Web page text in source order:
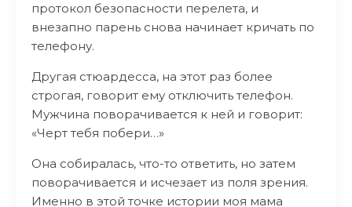
протокол безопасности перелета, и
внезапно парень снова начинает кричать по
телефону.
Другая стюардесса, на этот раз более
строгая, говорит ему отключить телефон.
Мужчина поворачивается к ней и говорит:
«Черт тебя побери…»
Она собиралась, что-то ответить, но затем
поворачивается и исчезает из поля зрения.
Именно в этой точке истории моя мама